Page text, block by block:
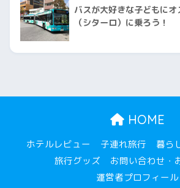
バスが大好きな子どもに
（シターロ）に乗ろう！
HOME
ホテルレビュー 子連れ旅行 暮ら
旅行グッズ
お問い合わせ・
運営者プロフィール